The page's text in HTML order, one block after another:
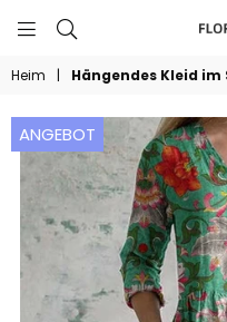
Heim | Hängendes Kleid
ANGEBOT